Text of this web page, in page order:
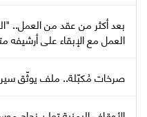
بعد أكثر من عقد من العمل..
العمل مع الإبقاء على أرشيفه
صرخات مُكبّلة.. ملف يوثّق سير